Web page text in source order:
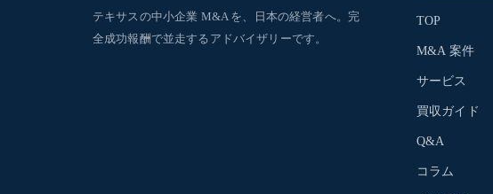
テキサスの中小企業 M&A を、日本の経営者へ。完
全成功報酬で並走するアドバイザリーです。
TOP
M&A 案件
サービス
買収ガイド
Q&A
コラム